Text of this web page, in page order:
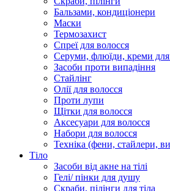
Бальзами, кондиціонери
Маски
Термозахист
Спреї для волосся
Серуми, флюїди, креми для
Засоби проти випадіння
Стайлінг
Олії для волосся
Проти лупи
Щітки для волосся
Аксесуари для волосся
Набори для волосся
Техніка (фени, стайлери,
Тіло
Засоби від акне на тілі
Гелі/ пінки для душу
Скраби, пілінги для тіла